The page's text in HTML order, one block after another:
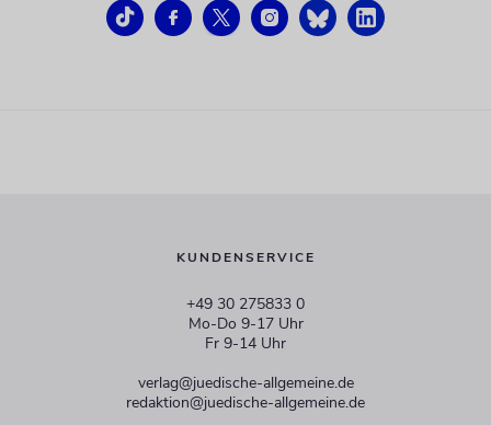
KUNDENSERVICE
+49 30 275833 0
Mo-Do 9-17 Uhr
Fr 9-14 Uhr
verlag@juedische-allgemeine.de
redaktion@juedische-allgemeine.de